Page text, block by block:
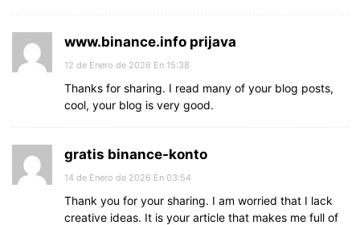
www.binance.info prijava
12 de Enero de 2026 En 15:38
Thanks for sharing. I read many of your blog posts,
cool, your blog is very good.
gratis binance-konto
14 de Enero de 2026 En 03:54
Thank you for your sharing. I am worried that I lack
creative ideas. It is your article that makes me full of